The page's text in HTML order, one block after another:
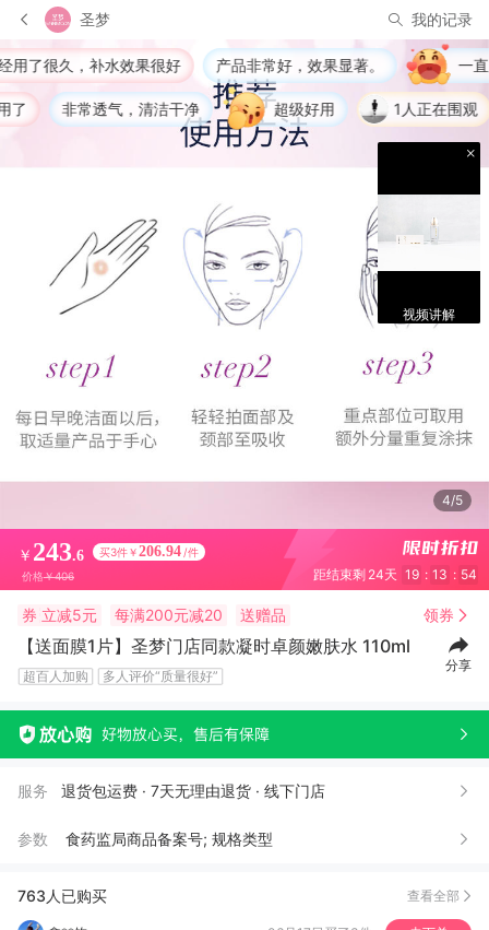
圣梦 我的记录
好 产品非常好，效果显著。
干净 超级好用
一直用的圣梦的产品，这
1人正在围观 何*** 觉得很赞，
4/5
￥ 243.6 买3件￥206.94 /件
价格￥406 距结束剩 24天 19 : 13 : 52
券 立减5元 每满200元减20 送赠品 领券
【送面膜1片】圣梦门店同款凝时卓颜嫩肤水 110ml
超百人加购 多人评价“质量很好”
分享
服务 退货包运费 · 7天无理由退货 · 线下门店
参数 食药监局商品备案号; 规格类型
763人已购买 查看全部
A***则
玲* 07月08日买了1件
06月21日买了5件
黎* 去下单
视频讲解